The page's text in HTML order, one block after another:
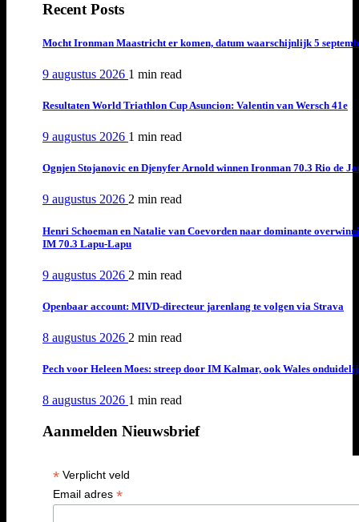
Recent Posts
Mocht Ironman Maastricht er komen, datum waarschijnlijk 5
9 augustus 2026 1 min read
Resultaten World Triathlon Cup Asuncion: Valentin van Wersch 41e
9 augustus 2026 1 min read
Ognjen Stojanovic en Djenyfer Arnold winnen Ironman 70.3 Rio de
9 augustus 2026 2 min read
Henri Schoeman en Natalie van Coevorden naar dominante
IM 70.3 Lapu-Lapu
9 augustus 2026 2 min read
Openbaar account: MIVD-directeur jarenlang te volgen via Strava
8 augustus 2026 2 min read
Pech voor Heleen Moes: streep door IM Kalmar, ook Wales
8 augustus 2026 1 min read
Aanmelden Nieuwsbrief
*Verplicht veld
Email adres *